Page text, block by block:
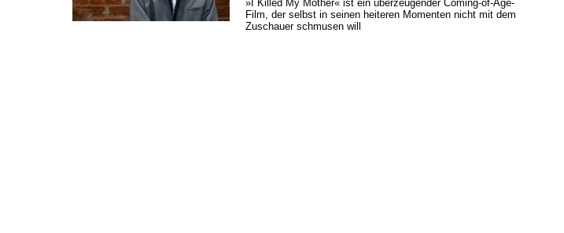
»I Killed My Mother« ist ein überzeugender Coming-of-Age-
Film, der selbst in seinen heiteren Momenten nicht mit dem
Zuschauer schmusen will